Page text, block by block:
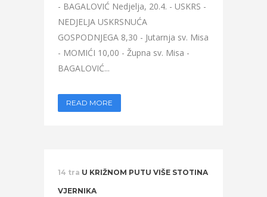
- BAGALOVIĆ Nedjelja, 20.4. - USKRS -
NEDJELJA USKRSNUĆA
GOSPODNJEGA 8,30 - Jutarnja sv. Misa
- MOMIĆI 10,00 - Župna sv. Misa -
BAGALOVIĆ...
READ MORE
14 tra U KRIŽNOM PUTU VIŠE STOTINA
VJERNIKA